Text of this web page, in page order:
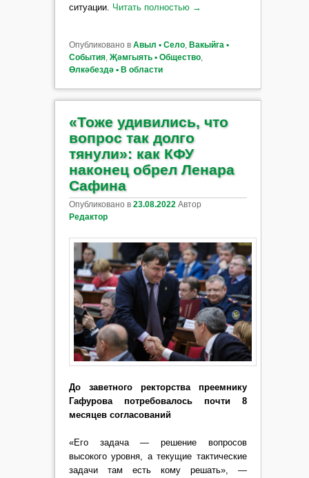
ситуации. Читать полностью →
Опубликовано в Авыл ▪ Село, Вакыйга ▪
События, Җәмгыять ▪ Общество,
Өлкәбездә ▪ В области
«Тоже удивились, что
вопрос так долго
тянули»: как КФУ
наконец обрел Ленара
Сафина
Опубликовано в 23.08.2022 Автор
Редактор
До заветного ректорства преемнику
Гафурова потребовалось почти 8
месяцев согласований
«Его задача — решение вопросов
высокого уровня, а текущие тактические
задачи там есть кому решать», —